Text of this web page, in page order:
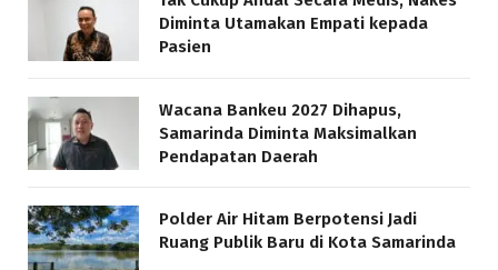
Diminta Utamakan Empati kepada
Pasien
Wacana Bankeu 2027 Dihapus,
Samarinda Diminta Maksimalkan
Pendapatan Daerah
Polder Air Hitam Berpotensi Jadi
Ruang Publik Baru di Kota Samarinda